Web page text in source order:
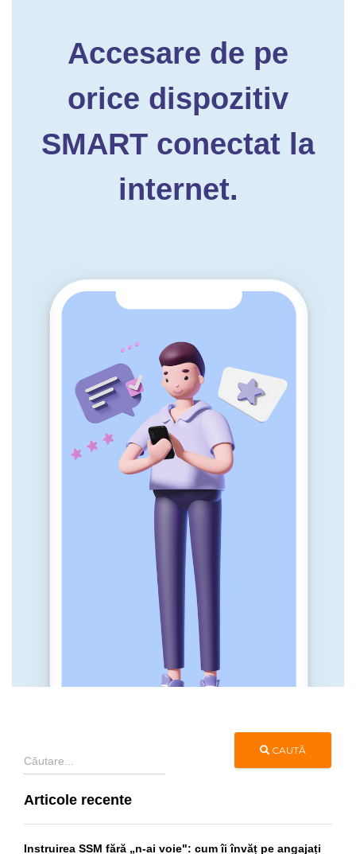
Accesare de pe
orice dispozitiv
SMART conectat la
internet.
CAUTĂ
Articole recente
Instruirea SSM fără „n-ai voie": cum îi învăț pe angajați